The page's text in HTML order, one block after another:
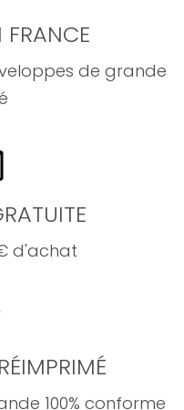
FRANCE
de grande
d'achat
100% conforme